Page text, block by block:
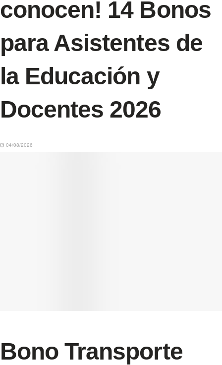
conocen! 14 Bonos
para Asistentes de
la Educación y
Docentes 2026
04/08/2026
Bono Transporte